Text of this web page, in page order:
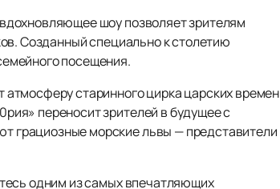
шоу позволяет зрителям
Созданный специально к столетию
посещения.
старинного цирка царских времен
переносит зрителей в будущее с
грациозные морские львы — представители
одним из самых впечатляющих